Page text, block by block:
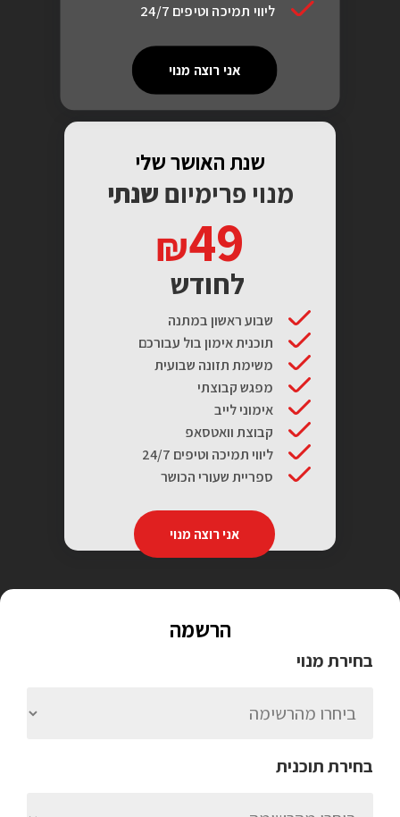
ליווי תמיכה וטיפים 24/7
אני רוצה מנוי
שנת האושר שלי
מנוי פרימיום שנתי
49
לחודש
שבוע ראשון במתנה
תוכנית אימון בול עבורכם
משימת תזונה שבועית
מפגש קבוצתי
אימוני לייב
קבוצת וואטסאפ
ליווי תמיכה וטיפים 24/7
ספריית שעורי הכושר
אני רוצה מנוי
הרשמה
בחירת מנוי
בחירת תוכנית